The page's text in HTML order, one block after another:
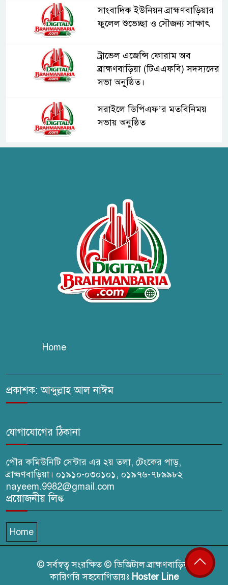
সাংবাদিক ইউনিয়ন ব্রাহ্মণবাড়িয়ার
ফুলেল শুভেচ্ছা ও সৌজন্য সাক্ষাৎ
ট্রাভেল এজেন্সি ফোরাম অব
ব্রাহ্মণবাড়িয়া (টিএএফবি) সদস্যদের
সভা অনুষ্ঠিত।
সরাইলে ডিপিএফ’র মতবিনিময়
সভায় অনুষ্ঠিত
ব্রাহ্মণবাড়িয়ায় তরী বাংলাদেশের
উদ্যোগে বৃক্ষরোপণ ও গাছের চারা
বিতরণ।
কবি জয়দুল হোসেনের
‘পাখপাখালির মিলনমেলা’ গ্রন্থের
প্রকাশনা উৎসব
ঢেউ’র আহবায়ক সোহেল সদস্য
Home
প্রকাশক: আব্দুল্লাহ আল নাঈম
যোগাযোগের ঠিকানা
পৌর কমিউনিটি সেন্টার এর ২য় তলা, টেংকের পাড়,
ব্রাহ্মণবাড়িয়া। ০১৯১০-০৩০১০১, ০১৯৭৬-৭৮৯৯৮২
nayeem.9982@gmail.com
প্রয়োজনীয় লিঙ্ক
Home
© সর্বস্বত্ব সংরক্ষিত © ডিজিটাল ব্রাহ্মণবাড়িয়া
কারিগরি সহযোগিতায়ঃ Hoster Line